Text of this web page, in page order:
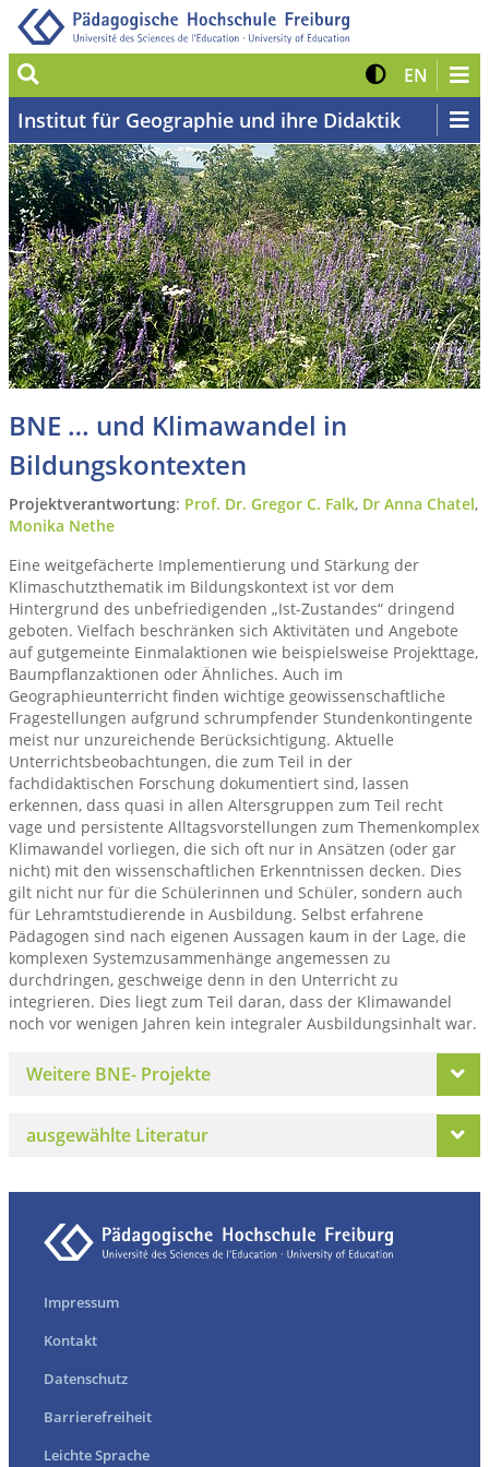
Suche Kontrast
EN Zur
Institut für Geographie und ihre Didaktik
BNE … und Klimawandel in
Bildungskontexten
Projektverantwortung: Prof. Dr. Gregor C. Falk, Dr Anna Chatel,
Monika Nethe
Eine weitgefächerte Implementierung und Stärkung der
Klimaschutzthematik im Bildungskontext ist vor dem
Hintergrund des unbefriedigenden „Ist-Zustandes“ dringend
geboten. Vielfach beschränken sich Aktivitäten und Angebote
auf gutgemeinte Einmalaktionen wie beispielsweise Projekttage,
Baumpflanzaktionen oder Ähnliches. Auch im
Geographieunterricht finden wichtige geowissenschaftliche
Fragestellungen aufgrund schrumpfender Stundenkontingente
meist nur unzureichende Berücksichtigung. Aktuelle
Unterrichtsbeobachtungen, die zum Teil in der
fachdidaktischen Forschung dokumentiert sind, lassen
erkennen, dass quasi in allen Altersgruppen zum Teil recht
vage und persistente Alltagsvorstellungen zum Themenkomplex
Klimawandel vorliegen, die sich oft nur in Ansätzen (oder gar
nicht) mit den wissenschaftlichen Erkenntnissen decken. Dies
gilt nicht nur für die Schülerinnen und Schüler, sondern auch
für Lehramtstudierende in Ausbildung. Selbst erfahrene
Pädagogen sind nach eigenen Aussagen kaum in der Lage, die
komplexen Systemzusammenhänge angemessen zu
durchdringen, geschweige denn in den Unterricht zu
integrieren. Dies liegt zum Teil daran, dass der Klimawandel
noch vor wenigen Jahren kein integraler Ausbildungsinhalt war.
Weitere BNE- Projekte
ausgewählte Literatur
Impressum
Kontakt
Datenschutz
Barrierefreiheit
Leichte Sprache